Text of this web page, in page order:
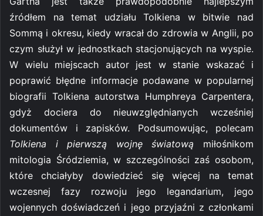
źródłem na temat udziału Tolkiena w bitwie nad
Sommą i okresu, kiedy wracał do zdrowia w Anglii, po
czym służył w jednostkach stacjonujących na wyspie.
W wielu miejscach autor jest w stanie wskazać i
poprawić błędne informacje podawane w popularnej
biografii Tolkiena autorstwa Humphreya Carpentera,
gdyż dociera do nieuwzględnianych wcześniej
dokumentów i zapisków. Podsumowując, polecam
Tolkiena i pierwszą wojnę światową miłośnikom
mitologia Śródziemia, w szczególności zaś osobom,
które chciałyby dowiedzieć się więcej na temat
wczesnej fazy rozwoju jego legandarium, jego
wojennych doświadczeń i jego przyjaźni z członkami